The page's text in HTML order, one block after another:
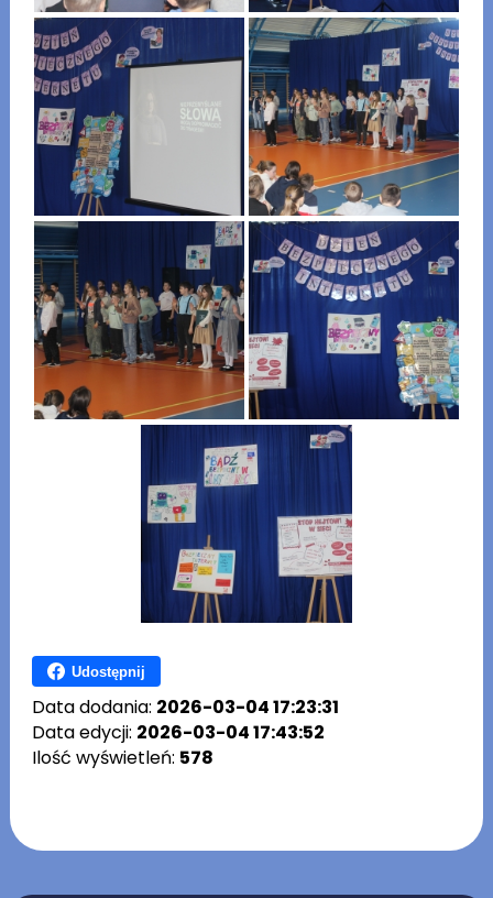
Udostępnij
Data dodania: 2026-03-04 17:23:31
Data edycji: 2026-03-04 17:43:52
Ilość wyświetleń: 578